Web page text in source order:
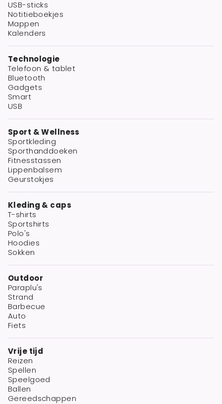
USB-sticks
Notitieboekjes
Mappen
Kalenders
Technologie
Telefoon & tablet
Bluetooth
Gadgets
Smart
USB
Sport & Wellness
Sportkleding
Sporthanddoeken
Fitnesstassen
Lippenbalsem
Geurstokjes
Kleding & caps
T-shirts
Sportshirts
Polo's
Hoodies
Sokken
Outdoor
Paraplu's
Strand
Barbecue
Auto
Fiets
Vrije tijd
Reizen
Spellen
Speelgoed
Ballen
Gereedschappen